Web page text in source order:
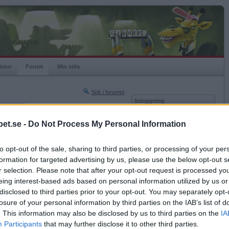
- Do Not Process My Personal Information
opt-out of the sale, sharing to third parties, or processing of your
for targeted advertising by us, please use the below opt-out
selection. Please note that after your opt-out request is processed
interest-based ads based on personal information utilized by us
to third parties prior to your opt-out. You may separately
of your personal information by third parties on the IAB’s list of
This information may also be disclosed by us to third parties on the
Participants that may further disclose it to other third parties.
Forum Min sida
Sök i forumet
Nästa sida »
2017-11-23 22:43
Inloggning
Kom ihåg mig
Glömt ditt lösenord?
Få ny aktiveringslänk
Betapet är gratis!